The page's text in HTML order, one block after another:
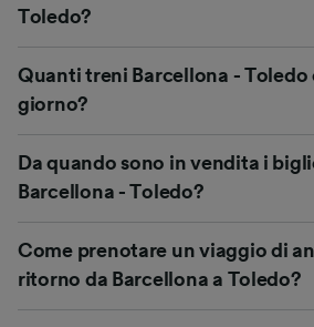
Toledo?
Quanti treni Barcellona - Toledo
giorno?
Da quando sono in vendita i
Barcellona - Toledo?
Come prenotare un viaggio di
ritorno da Barcellona a Toledo?